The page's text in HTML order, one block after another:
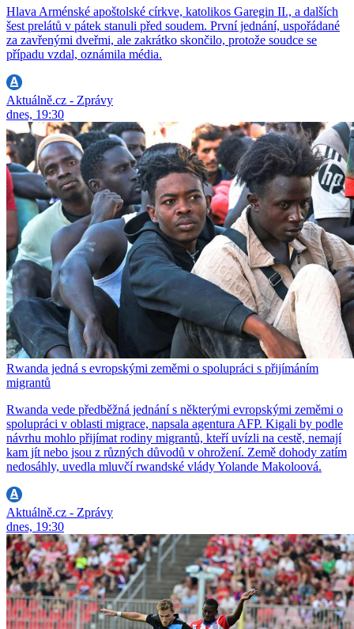
Hlava Arménské apoštolské církve, katolikos Garegin II., a dalších
šest prelátů v pátek stanuli před soudem. První jednání, uspořádané
za zavřenými dveřmi, ale zakrátko skončilo, protože soudce se
případu vzdal, oznámila média.
Aktuálně.cz - Zprávy
dnes, 19:30
Rwanda jedná s evropskými zeměmi o spolupráci s přijímáním
migrantů
Rwanda vede předběžná jednání s některými evropskými zeměmi o
spolupráci v oblasti migrace, napsala agentura AFP. Kigali by podle
návrhu mohlo přijímat rodiny migrantů, kteří uvízli na cestě, nemají
kam jít nebo jsou z různých důvodů v ohrožení. Země dohody zatím
nedosáhly, uvedla mluvčí rwandské vlády Yolande Makoloová.
Aktuálně.cz - Zprávy
dnes, 19:30